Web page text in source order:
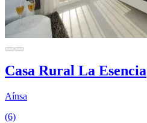
Casa Rural La Esencia
Aínsa
(6)